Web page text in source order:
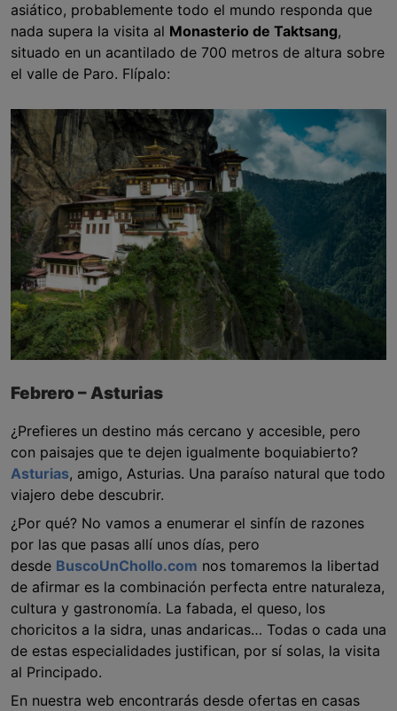
asiático, probablemente todo el mundo responda que
nada supera la visita al Monasterio de Taktsang,
situado en un acantilado de 700 metros de altura sobre
el valle de Paro. Flípalo:
Febrero – Asturias
¿Prefieres un destino más cercano y accesible, pero
con paisajes que te dejen igualmente boquiabierto?
Asturias, amigo, Asturias. Una paraíso natural que todo
viajero debe descubrir.
¿Por qué? No vamos a enumerar el sinfín de razones
por las que pasas allí unos días, pero
desde BuscoUnChollo.com nos tomaremos la libertad
de afirmar es la combinación perfecta entre naturaleza,
cultura y gastronomía. La fabada, el queso, los
choricitos a la sidra, unas andaricas… Todas o cada una
de estas especialidades justifican, por sí solas, la visita
al Principado.
En nuestra web encontrarás desde ofertas en casas